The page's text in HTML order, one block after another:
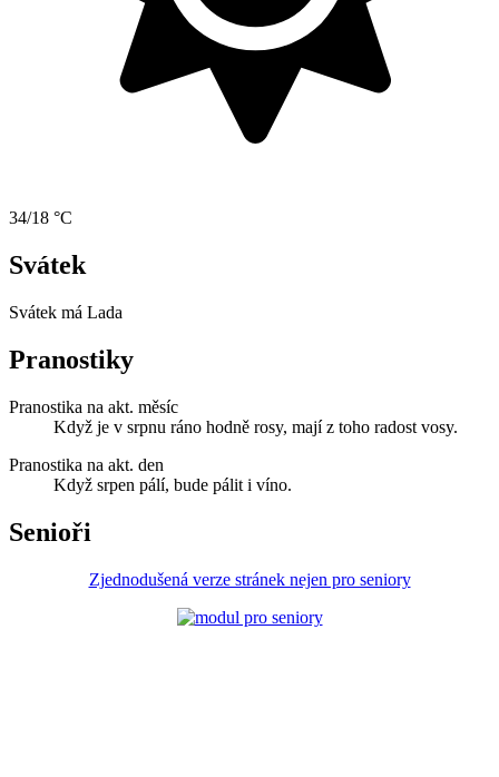
34/18 °C
Svátek
Svátek má Lada
Pranostiky
Pranostika na akt. měsíc
Když je v srpnu ráno hodně rosy, mají z toho radost vosy.
Pranostika na akt. den
Když srpen pálí, bude pálit i víno.
Senioři
Zjednodušená verze stránek nejen pro seniory